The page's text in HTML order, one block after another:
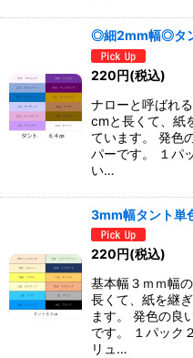
◎細2mm幅◎タン
220円(税込)
ナローと呼ばれ
cmと長くて、紙
ています。 発色
パーです。 １パ
い…
3mm幅タント単
220円(税込)
基本幅３ｍｍ幅
長くて、紙を継
ます。 発色の良
です。 １パック
リュ…